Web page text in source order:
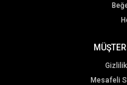
Mesafeli